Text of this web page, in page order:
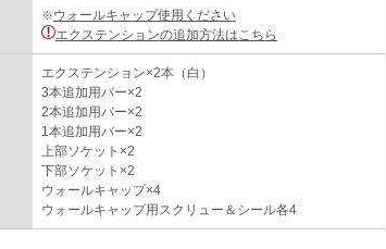
※ウォールキャップ使用ください
エクステンションの追加方法はこちら
エクステンション×2本（白）
3本追加用バー×2
2本追加用バー×2
1本追加用バー×2
上部ソケット×2
下部ソケット×2
ウォールキャップ×4
ウォールキャップ用スクリュー＆シール各4